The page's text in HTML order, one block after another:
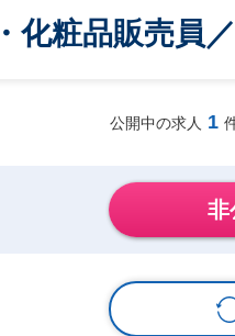
化粧品販売員
公開中の求人 1
非